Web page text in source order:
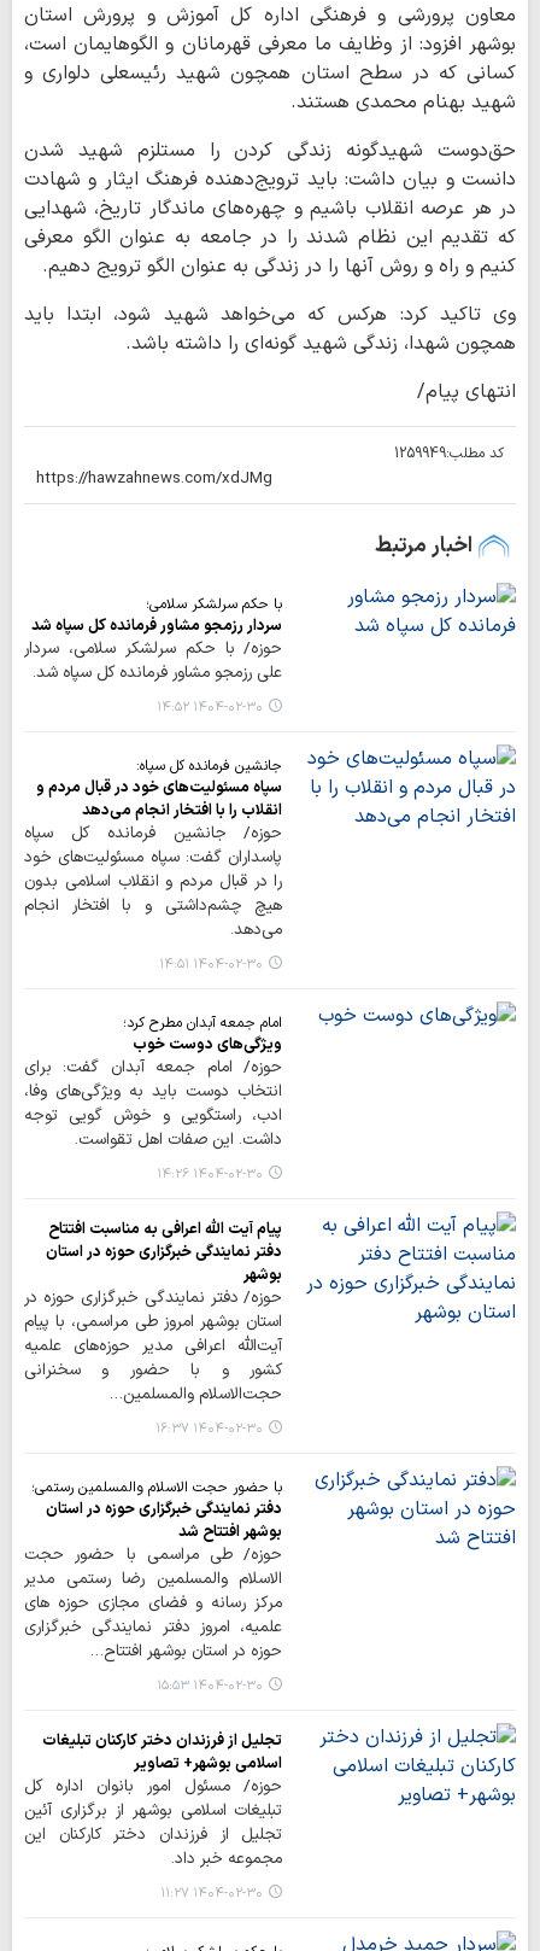
معاون پرورشی و فرهنگی اداره کل آموزش و پرورش استان
بوشهر افزود: از وظایف ما معرفی قهرمانان و الگوهایمان است،
کسانی که در سطح استان همچون شهید رئیسعلی دلواری و
شهید بهنام محمدی هستند.
حق‌دوست شهیدگونه زندگی کردن را مستلزم شهید شدن
دانست و بیان داشت: باید ترویج‌دهنده فرهنگ ایثار و شهادت
در هر عرصه انقلاب باشیم و چهره‌های ماندگار تاریخ، شهدایی
که تقدیم این نظام شدند را در جامعه به عنوان الگو معرفی
کنیم و راه و روش آنها را در زندگی به عنوان الگو ترویج دهیم.
وی تاکید کرد: هرکس که می‌خواهد شهید شود، ابتدا باید
همچون شهدا، زندگی شهید گونه‌ای را داشته باشد.
انتهای پیام/
کد مطلب:1259949
اخبار مرتبط
با حکم سرلشکر سلامی؛
سردار رزمجو مشاور فرمانده کل سپاه شد
حوزه/ با حکم سرلشکر سلامی، سردار
علی رزمجو مشاور فرمانده کل سپاه شد.
۱۴۰۴-۰۲-۳۰ ۱۴:۵۲
جانشین فرمانده کل سپاه:
سپاه مسئولیت‌های خود در قبال مردم و
انقلاب را با افتخار انجام می‌دهد
حوزه/ جانشین فرمانده کل سپاه
پاسداران گفت: سپاه مسئولیت‌های خود
را در قبال مردم و انقلاب اسلامی بدون
هیچ چشم‌داشتی و با افتخار انجام
می‌دهد.
۱۴۰۴-۰۲-۳۰ ۱۴:۵۱
امام جمعه آبدان مطرح کرد؛
ویژگی‌های دوست خوب
حوزه/ امام جمعه آبدان گفت: برای
انتخاب دوست باید به ویژگی‌های وفا،
ادب، راستگویی و خوش گویی توجه
داشت. این صفات اهل تقواست.
۱۴۰۴-۰۲-۳۰ ۱۴:۲۶
پیام آیت الله اعرافی به مناسبت افتتاح
دفتر نمایندگی خبرگزاری حوزه در استان
بوشهر
حوزه/ دفتر نمایندگی خبرگزاری حوزه در
استان بوشهر امروز طی مراسمی، با پیام
آیت‌الله اعرافی مدیر حوزه‌های علمیه
کشور و با حضور و سخنرانی
حجت‌الاسلام والمسلمین…
۱۴۰۴-۰۲-۳۰ ۱۶:۳۷
با حضور حجت الاسلام والمسلمین رستمی؛
دفتر نمایندگی خبرگزاری حوزه در استان
بوشهر افتتاح شد
حوزه/ طی مراسمی با حضور حجت
الاسلام والمسلمین رضا رستمی مدیر
مرکز رسانه و فضای مجازی حوزه های
علمیه، امروز دفتر نمایندگی خبرگزاری
حوزه در استان بوشهر افتتاح…
۱۴۰۴-۰۲-۳۰ ۱۵:۵۳
تجلیل از فرزندان دختر کارکنان تبلیغات
اسلامی بوشهر+ تصاویر
حوزه/ مسئول امور بانوان اداره کل
تبلیغات اسلامی بوشهر از برگزاری آئین
تجلیل از فرزندان دختر کارکنان این
مجموعه خبر داد.
۱۴۰۴-۰۲-۳۰ ۱۱:۲۷